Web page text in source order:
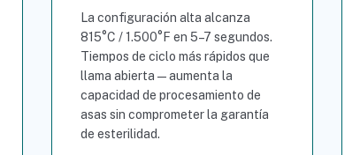
La configuración alta alcanza
815°C / 1.500°F en 5–7 segundos.
Tiempos de ciclo más rápidos que
llama abierta — aumenta la
capacidad de procesamiento de
asas sin comprometer la garantía
de esterilidad.